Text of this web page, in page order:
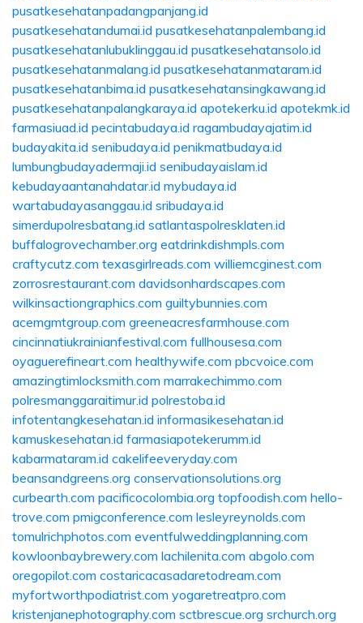
pusatkesehatanpadangpanjang.id
pusatkesehatandumai.id pusatkesehatanpalembang.id
pusatkesehatanlubuklinggau.id pusatkesehatansolo.id
pusatkesehatanmalang.id pusatkesehatanmataram.id
pusatkesehatanbima.id pusatkesehatansingkawang.id
pusatkesehatanpalangkaraya.id apotekerku.id apotekmk.id
farmasiuad.id pecintabudaya.id ragambudayajatim.id
budayakita.id senibudaya.id penikmatbudaya.id
lumbungbudayadermaji.id senibudayaislam.id
kebudayaantanahdatar.id mybudaya.id
wartabudayasanggau.id sribudaya.id
simerdupolresbatang.id satlantaspolresklaten.id
buffalogrovechamber.org eatdrinkdishmpls.com
craftycutz.com texasgirlreads.com williemcginest.com
zorrosrestaurant.com davidsonhardscapes.com
wilkinsactiongraphics.com guiltybunnies.com
acemgmtgroup.com greeneacresfarmhouse.com
cincinnatiukrainianfestival.com fullhousesa.com
oyaguerefineart.com healthywife.com pbcvoice.com
amazingtimlocksmith.com marrakechimmo.com
polresmanggaraitimur.id polrestoba.id
infotentangkesehatan.id informasikesehatan.id
kamuskesehatan.id farmasiapotekerumm.id
kabarmataram.id cakelifeeveryday.com
beansandgreens.org conservationsolutions.org
curbearth.com pacificocolombia.org topfoodish.com hello-
trove.com pmigconference.com lesleyreynolds.com
tomulrichphotos.com eventfulweddingplanning.com
kowloonbaybrewery.com lachilenita.com abgolo.com
oregopilot.com costaricacasadaretodream.com
myfortworthpodiatrist.com yogaretreatpro.com
kristenjanephotography.com sctbrescue.org srchurch.org